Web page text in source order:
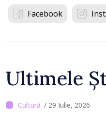
Facebook
Ultimele
/ 29 Iulie, 2026